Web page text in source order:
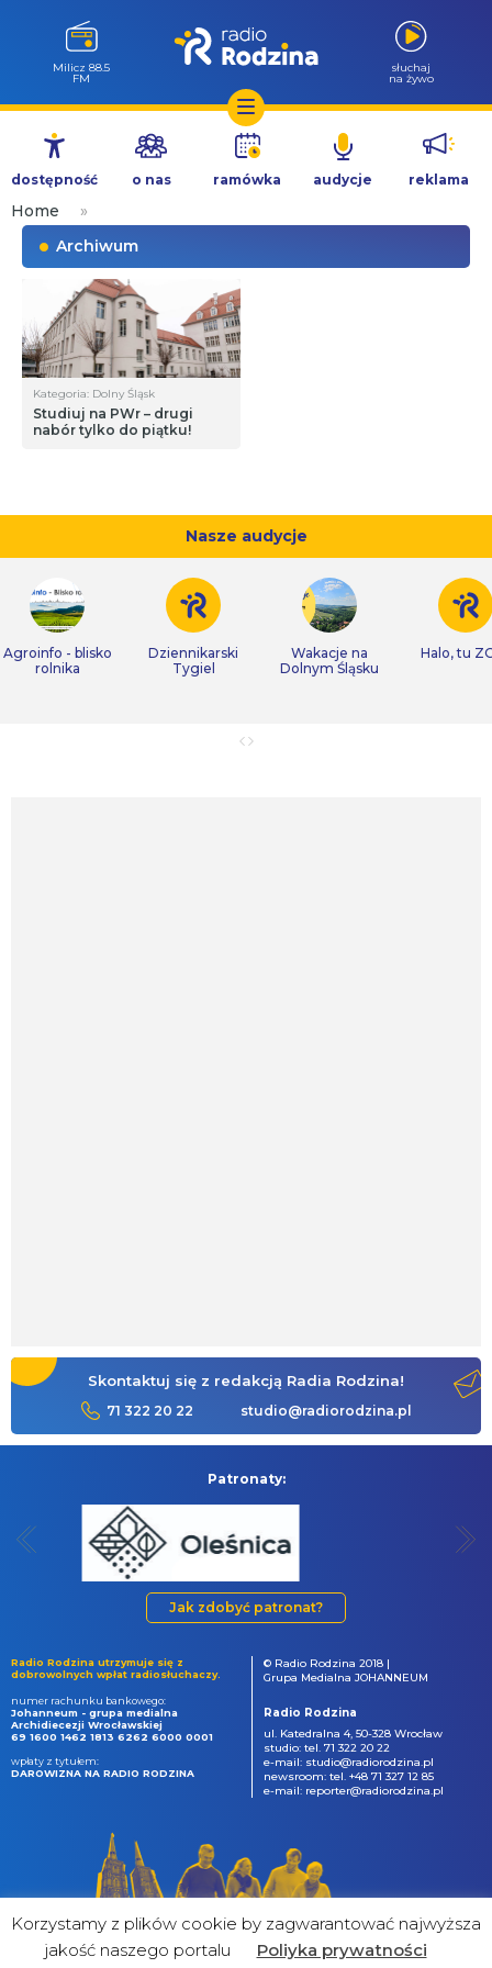
Przejdź
treści
Milicz 88.5
FM
słuchaj
na żywo
dostępność o nas ramówka audycje reklama
Home
»
Archiwum
Kategoria: Dolny Śląsk
Studiuj na PWr – drugi
nabór tylko do piątku!
Nasze audycje
Agroinfo - blisko
rolnika
Dziennikarski
Tygiel
Wakacje na
Dolnym Śląsku
Halo, tu
Skontaktuj się z redakcją Radia Rodzina!
71 322 20 22 studio@radiorodzina.pl
Patronaty:
Jak zdobyć patronat?
Radio Rodzina utrzymuje się z
dobrowolnych wpłat radiosłuchaczy.
numer rachunku bankowego:
Johanneum - grupa medialna
Archidiecezji Wrocławskiej
69 1600 1462 1813 6262 6000 0001
wpłaty z tytułem:
DAROWIZNA NA RADIO RODZINA
© Radio Rodzina 2018 |
Grupa Medialna JOHANNEUM
Radio Rodzina
ul. Katedralna 4, 50-328 Wrocław
studio: tel. 71 322 20 22
e-mail: studio@radiorodzina.pl
newsroom: tel. +48 71 327 12 85
e-mail: reporter@radiorodzina.pl
Korzystamy z plików cookie by zagwarantować najwyższa
jakość naszego portalu
Poliyka prywatności